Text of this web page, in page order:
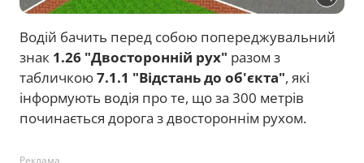
Водій бачить перед собою попереджувальний
знак 1.26 "Двосторонній рух" разом з
табличкою7.1.1 "Відстань до об'єкта", які
інформують водія про те, що за 300 метрів
починається дорога з двостороннім рухом.
Реклама